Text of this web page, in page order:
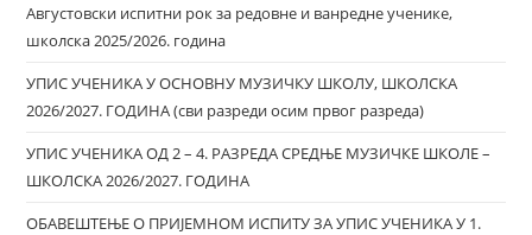
Августовски испитни рок за редовне и ванредне ученике,
школска 2025/2026. година
УПИС УЧЕНИКА У ОСНОВНУ МУЗИЧКУ ШКОЛУ, ШКОЛСКА
2026/2027. ГОДИНА (сви разреди осим првог разреда)
УПИС УЧЕНИКА ОД 2 – 4. РАЗРЕДА СРЕДЊЕ МУЗИЧКЕ ШКОЛЕ –
ШКОЛСКА 2026/2027. ГОДИНА
ОБАВЕШТЕЊЕ О ПРИЈЕМНОМ ИСПИТУ ЗА УПИС УЧЕНИКА У 1.